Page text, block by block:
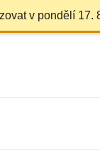
v pondělí 17.